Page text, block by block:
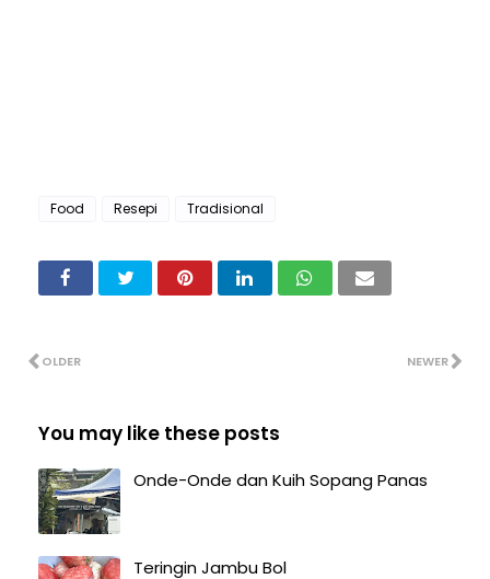
Food Resepi Tradisional
NEWER
OLDER
You may like these posts
Onde-Onde dan Kuih Sopang Panas
Teringin Jambu Bol